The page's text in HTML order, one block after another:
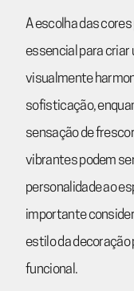
A escolha das
essencial para criar
visualmente
sofisticação,
sensação de
vibrantes podem
personalidade ao
importante
estilo da decoração
funcional.